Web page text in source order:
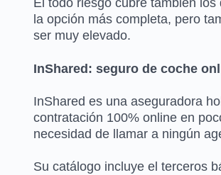
El todo riesgo cubre también
la opción más completa, pero
ser muy elevado.
InShared: seguro de coche
InShared es una aseguradora
contratación 100% online en
necesidad de llamar a ningún
Su catálogo incluye el terceros